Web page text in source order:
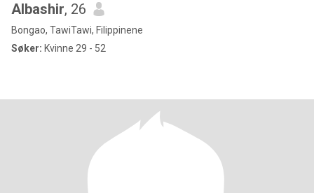
Albashir, 26
Bongao, TawiTawi, Filippinene
Søker: Kvinne 29 - 52